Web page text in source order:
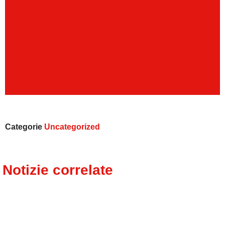
Categorie Uncategorized
Notizie correlate